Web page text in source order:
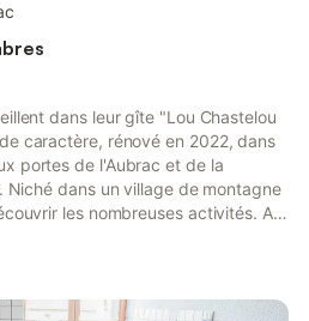
dans leur gîte "Lou Chastelou
caractère, rénové en 2022, dans
portes de l'Aubrac et de la
Niché dans un village de montagne
les nombreuses activités. Au
internet wifi), salle à manger,
A l'étage : la chambre "Hiver"